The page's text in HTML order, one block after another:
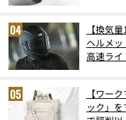
【換気
ヘルメ
高速ライ
【ワー
ック」